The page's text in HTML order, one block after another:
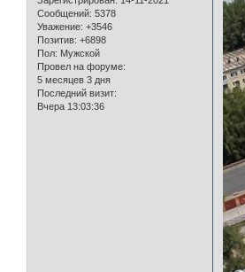
Сообщений: 5378
Уважение: +3546
Позитив: +6898
Пол: Мужской
Провел на форуме:
5 месяцев 3 дня
Последний визит:
Вчера 13:03:36